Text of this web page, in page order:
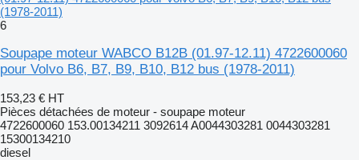
(1978-2011)
6
Soupape moteur WABCO B12B (01.97-12.11) 4722600060
pour Volvo B6, B7, B9, B10, B12 bus (1978-2011)
153,23 € HT
Pièces détachées de moteur - soupape moteur
4722600060 153.00134211 3092614 A0044303281 0044303281
15300134210
diesel